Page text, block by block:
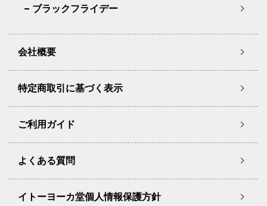
ブラックフライデー
会社概要
特定商取引に基づく表示
ご利用ガイド
よくある質問
イトーヨーカ堂個人情報保護方針